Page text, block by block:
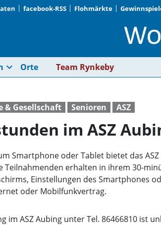
facebook-RSS Flohmärkte
Smartphone-
expand_more Orte Team Rynkeby
& Gesellschaft Senioren ASZ
im ASZ
Smartphone oder Tablet bietet das
Teilnahmenden erhalten in ihrem 30-
Einstellungen des Smartphones
oder Mobilfunkvertrag.
im ASZ Aubing unter Tel. 86466810 ist